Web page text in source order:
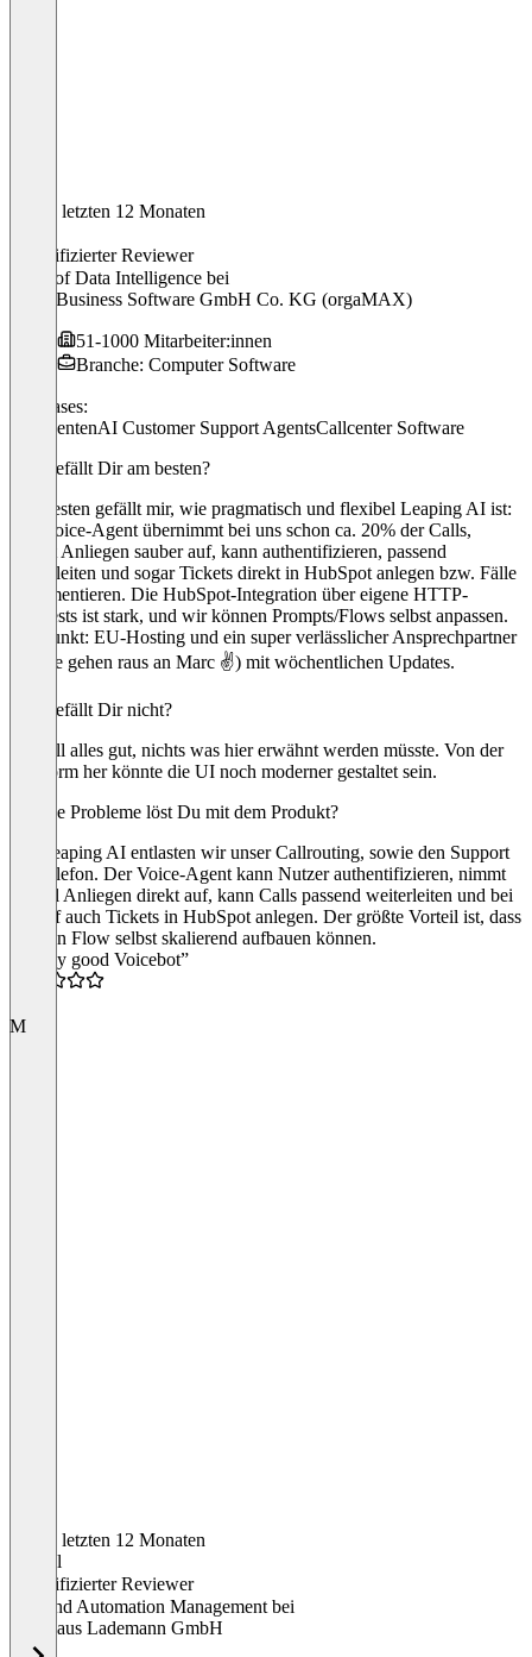
In den letzten 12 Monaten
Verifizierter Reviewer
Head of Data Intelligence bei
deltra Business Software GmbH Co. KG (orgaMAX)
51-1000 Mitarbeiter:innen
Branche: Computer Software
Use cases:
KI AgentenAI Customer Support AgentsCallcenter Software
Was gefällt Dir am besten?
Am besten gefällt mir, wie pragmatisch und flexibel Leaping AI ist:
Der Voice-Agent übernimmt bei uns schon ca. 20% der Calls,
nimmt Anliegen sauber auf, kann authentifizieren, passend
weiterleiten und sogar Tickets direkt in HubSpot anlegen bzw. Fälle
dokumentieren. Die HubSpot-Integration über eigene HTTP-
Requests ist stark, und wir können Prompts/Flows selbst anpassen.
Pluspunkt: EU-Hosting und ein super verlässlicher Ansprechpartner
(Grüße gehen raus an Marc ✌️) mit wöchentlichen Updates.
Was gefällt Dir nicht?
Aktuell alles gut, nichts was hier erwähnt werden müsste. Von der
Plattform her könnte die UI noch moderner gestaltet sein.
Welche Probleme löst Du mit dem Produkt?
Mit Leaping AI entlasten wir unser Callrouting, sowie den Support
am Telefon. Der Voice-Agent kann Nutzer authentifizieren, nimmt
aktuell Anliegen direkt auf, kann Calls passend weiterleiten und bei
Bedarf auch Tickets in HubSpot anlegen. Der größte Vorteil ist, dass
wir den Flow selbst skalierend aufbauen können.
“Really good Voicebot”
M
In den letzten 12 Monaten
Marcel
Verifizierter Reviewer
KI - and Automation Management bei
Autohaus Lademann GmbH